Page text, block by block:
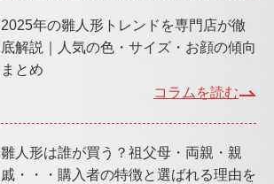
2025年の雛人形トレンドを専門店が徹
底解説｜人気の色・サイズ・お顔の傾向
まとめ
コラムを読む
雛人形は誰が買う？祖父母・両親・親
戚・・・購入者の特徴と選ばれる理由を